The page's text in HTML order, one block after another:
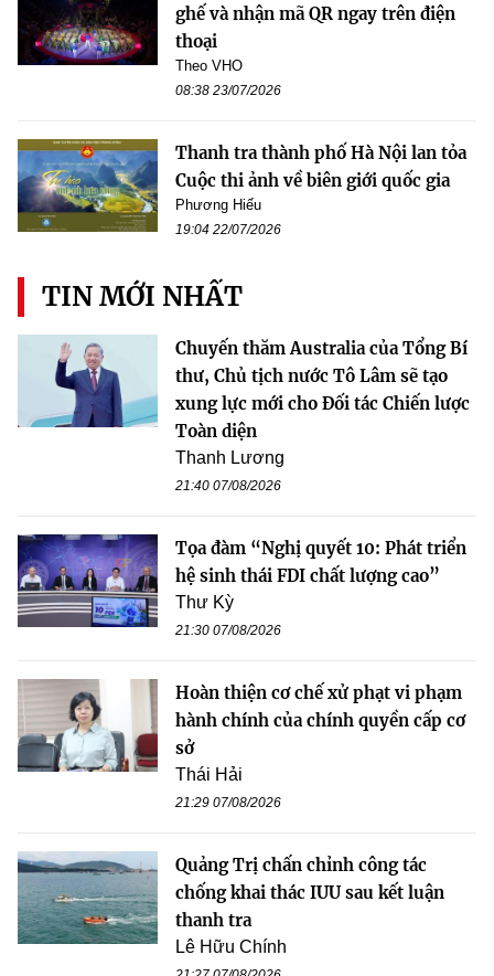
ghế và nhận mã QR ngay trên điện
thoại
Theo VHO
08:38 23/07/2026
Thanh tra thành phố Hà Nội lan tỏa
Cuộc thi ảnh về biên giới quốc gia
Phương Hiếu
19:04 22/07/2026
TIN MỚI NHẤT
Chuyến thăm Australia của Tổng Bí
thư, Chủ tịch nước Tô Lâm sẽ tạo
xung lực mới cho Đối tác Chiến lược
Toàn diện
Thanh Lương
21:40 07/08/2026
Tọa đàm “Nghị quyết 10: Phát triển
hệ sinh thái FDI chất lượng cao”
Thư Kỳ
21:30 07/08/2026
Hoàn thiện cơ chế xử phạt vi phạm
hành chính của chính quyền cấp cơ
sở
Thái Hải
21:29 07/08/2026
Quảng Trị chấn chỉnh công tác
chống khai thác IUU sau kết luận
thanh tra
Lê Hữu Chính